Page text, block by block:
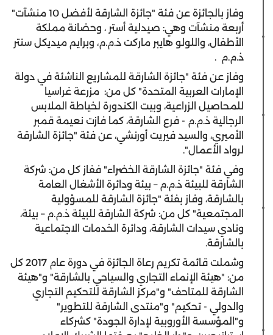
وفاز بالجائزة عن فئة "جائزة الشارقة لأفضل 10 منشآت"
أربعة منشآت وهي: صيدلية أستر ، وحضانة مملكة
الأطفال، واللولو هايبر ماركت ذ.م.م، وبرايم ميديكل سنتر
ذ.م.م .
وفاز عن فئة "جائزة الشارقة للمشاريع الناشئة في دولة
الإمارات العربية المتحدة" كل من: مزرعة غراسيا
للمحاصيل الزراعية، وبيت الكندورة لخياطة الملابس
الرجالية ذ.م.م - فرع الشارقة، كما فازت نعيمة قمبر
الأميري، والسيد فيريت أورنشي، عن فئة "جائزة الشارقة
لرواد الأعمال".
وفي فئة "جائزة الشارقة الخضراء" ففاز كل من: شركة
الشارقة للبيئة ذ.م.م – بيئة ودائرة الأشغال العامة
بالشارقة، وفاز بفئة "جائزة الشارقة للمسؤولية
المجتمعية" كل من: شركة الشارقة للبيئة ذ.م.م – بيئة،
ونادي سيدات الشارقة، ودائرة الخدمات الاجتماعية
بالشارقة.
وشملت قائمة تكريم رعاة الجائزة في دورة عام 2017 كل
من: "هيئة الإنماء التجاري والسياحي بالشارقة" و"هيئة
الشارقة للمتاحف" و"مركز الشارقة للتحكيم التجاري
والدولي - تحكيم" و"منتدى الشارقة للتطوير"
و"المؤسسة الأوروبية لإدارة الجودة" كشركاء